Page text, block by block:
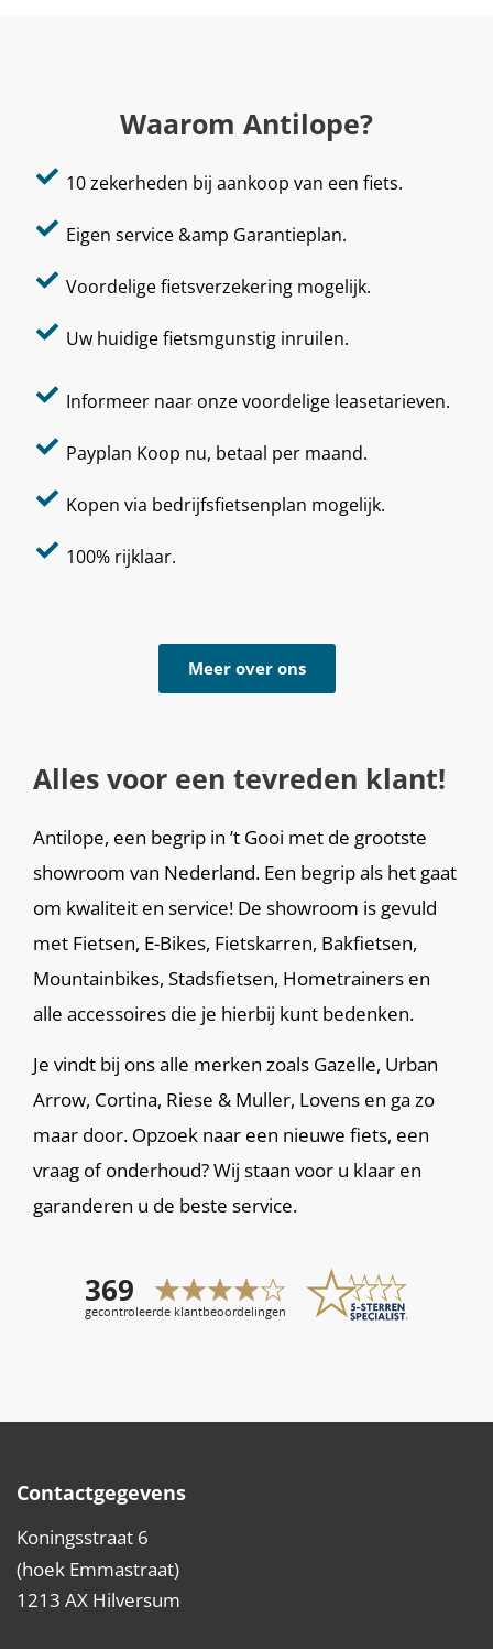
Waarom Antilope?
10 zekerheden bij aankoop van een fiets.
Eigen service &amp Garantieplan.
Voordelige fietsverzekering mogelijk.
Uw huidige fietsmgunstig inruilen.
Informeer naar onze voordelige leasetarieven.
Payplan Koop nu, betaal per maand.
Kopen via bedrijfsfietsenplan mogelijk.
100% rijklaar.
Meer over ons
Alles voor een tevreden klant!
Antilope, een begrip in ’t Gooi met de grootste
showroom van Nederland. Een begrip als het gaat
om kwaliteit en service! De showroom is gevuld
met Fietsen, E-Bikes, Fietskarren, Bakfietsen,
Mountainbikes, Stadsfietsen, Hometrainers en
alle accessoires die je hierbij kunt bedenken.
Je vindt bij ons alle merken zoals Gazelle, Urban
Arrow, Cortina, Riese & Muller, Lovens en ga zo
maar door. Opzoek naar een nieuwe fiets, een
vraag of onderhoud? Wij staan voor u klaar en
garanderen u de beste service.
Contactgegevens
Koningsstraat 6
(hoek Emmastraat)
1213 AX Hilversum